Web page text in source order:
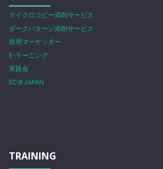
マイクロコピー添削サービス
ダークパターン添削サービス
採用マーケッター
E-ラーニング
実践会
EC＠JAPAN
TRAINING